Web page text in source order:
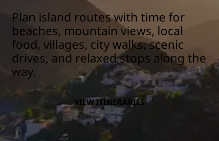
Plan island routes with time for
beaches, mountain views, local
food, villages, city walks, scenic
drives, and relaxed stops along the
way.
VIEW ITINERARIES